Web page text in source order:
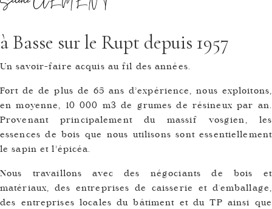
à Basse sur le Rupt depuis 1957
Un savoir-faire acquis au fil des années.
Fort de de plus de 65 ans d’expérience, nous exploitons,
en moyenne, 10 000 m3 de grumes de résineux par an.
Provenant principalement du massif vosgien, les
essences de bois que nous utilisons sont essentiellement
le sapin et l’épicéa.
Nous travaillons avec des négociants de bois et
matériaux, des entreprises de caisserie et d'emballage,
des entreprises locales du bâtiment et du TP ainsi que